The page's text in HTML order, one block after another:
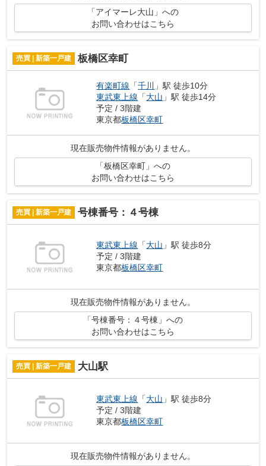
「アイマーレ大山」への
お問い合わせはこちら
売買 | 新築一戸建 板橋区幸町
有楽町線 「千川
」駅 徒歩10分
東武東上線 「大山 」駅 徒歩14分
予定 / 3階建
東京都板橋区幸町
現在販売物件情報がありません。
「板橋区幸町」への
お問い合わせはこちら
売買 | 新築一戸建 号棟番号：４号棟
東武東上線 「大山 」駅 徒歩8分
予定 / 3階建
東京都板橋区幸町
現在販売物件情報がありません。
「号棟番号：４号棟」への
お問い合わせはこちら
売買 | 新築一戸建 大山駅
東武東上線 「大山 」駅 徒歩8分
予定 / 3階建
東京都板橋区幸町
現在販売物件情報がありません。